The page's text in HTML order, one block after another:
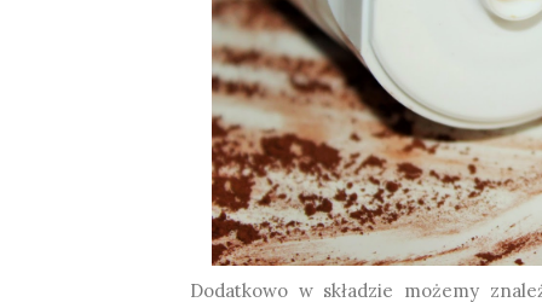
Dodatkowo w składzie możemy